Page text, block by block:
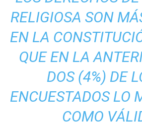
RELIGIOSA SON
EN LA
QUE EN LA
DOS (4%) DE
ENCUESTADOS LO
COMO